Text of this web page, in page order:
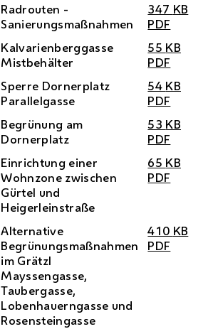
Radrouten -
Sanierungsmaßnahmen
347 KB
PDF
Kalvarienberggasse
Mistbehälter
55 KB
PDF
Sperre Dornerplatz
Parallelgasse
54 KB
PDF
Begrünung am
Dornerplatz
53 KB
PDF
Einrichtung einer
Wohnzone zwischen
Gürtel und
Heigerleinstraße
65 KB
PDF
Alternative
Begrünungsmaßnahmen
im Grätzl
Mayssengasse,
Taubergasse,
Lobenhauerngasse und
Rosensteingasse
410 KB
PDF